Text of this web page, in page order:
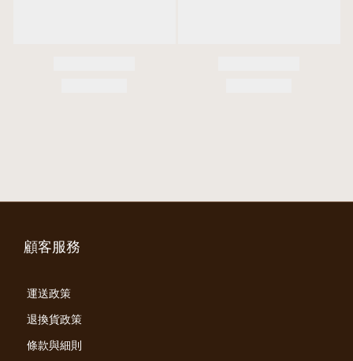
顧客服務
運送政策
退換貨政策
條款與細則